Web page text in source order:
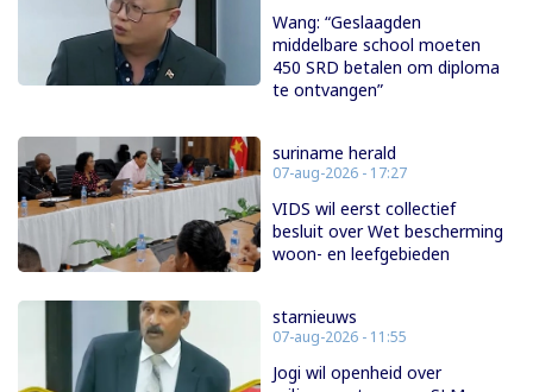
Wang: “Geslaagden
middelbare school moeten
450 SRD betalen om diploma
te ontvangen”
suriname herald
07-aug-2026 - 17:27
VIDS wil eerst collectief
besluit over Wet bescherming
woon- en leefgebieden
starnieuws
07-aug-2026 - 11:55
Jogi wil openheid over